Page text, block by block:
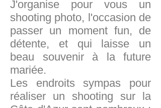
J'organise pour vous un
shooting photo, l'occasion de
passer un moment fun, de
détente, et qui laisse un
beau souvenir à la future
mariée.
Les endroits sympas pour
réaliser un shooting sur la